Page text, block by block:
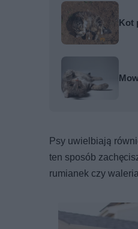
Kot
Psy uwielbiają
ten sposób
rumianek czy